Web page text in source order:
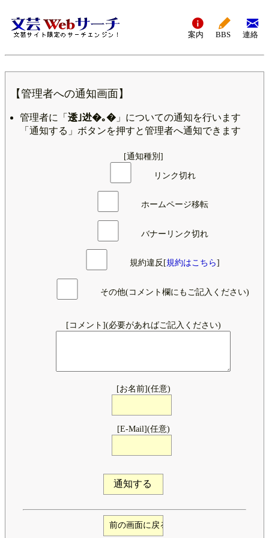
案内 BBS 連絡
【管理者への通知画面】
管理者に「 逶｣迯�｡� 」についての通知を行います
「通知する」ボタンを押すと管理者へ通知できます
[通知種別]
リンク切れ
ホームページ移転
バナーリンク切れ
規約違反[規約はこちら
その他(コメント欄にもご記入ください)
[コメント](必要があればご記入ください)
[お名前](任意)
[E-Mail](任意)